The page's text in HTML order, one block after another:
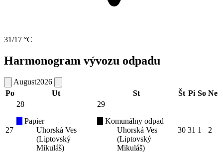
31/17 °C
Harmonogram vývozu odpadu
August2026
Po
Ut St Št Pi So Ne
27
28
Papier
Uhorská Ves
(Liptovský
Mikuláš)
29
Komunálny odpad
Uhorská Ves
(Liptovský
Mikuláš)
30 31 1 2